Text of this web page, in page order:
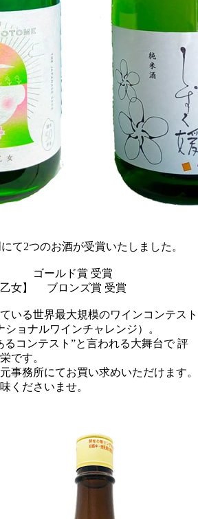
て2つのお酒が受賞いたしました。
ゴールド賞 受賞
女】 ブロンズ賞 受賞
いる世界最大規模のワインコンテスト
ョナルワインチャレンジ）。
るコンテスト”と言われる大舞台で 評
です。
事務所にてお買い求めいただけます。
くださいませ。